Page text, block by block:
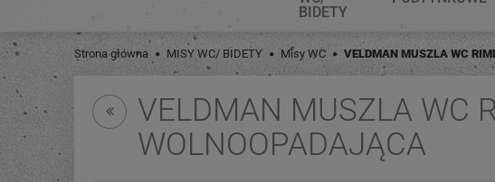
BIDETY
Strona główna MISY WC/ BIDETY Misy WC VELDMAN MUSZLA WC
VELDMAN MUSZLA WC
WOLNOOPADAJĄCA